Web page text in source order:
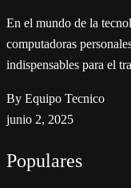
En el mundo de la
computadoras
indispensables para el
By Equipo Tecnico
junio 2, 2025
Populares